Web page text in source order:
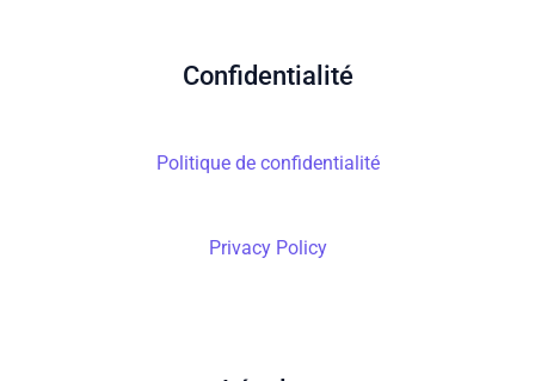
Confidentialité
Politique de confidentialité
Privacy Policy